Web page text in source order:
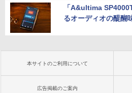
「A&ultima
るオーディオの醍醐
本サイトのご利用について
広告掲載のご案内